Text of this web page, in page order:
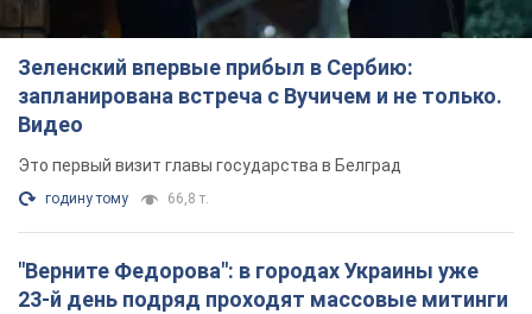
Зеленский впервые прибыл в Сербию:
запланирована встреча с Вучичем и не только.
Видео
Это первый визит главы государства в Белград
годину тому 66,8 т.
"Верните Федорова": в городах Украины уже
23-й день подряд проходят массовые митинги